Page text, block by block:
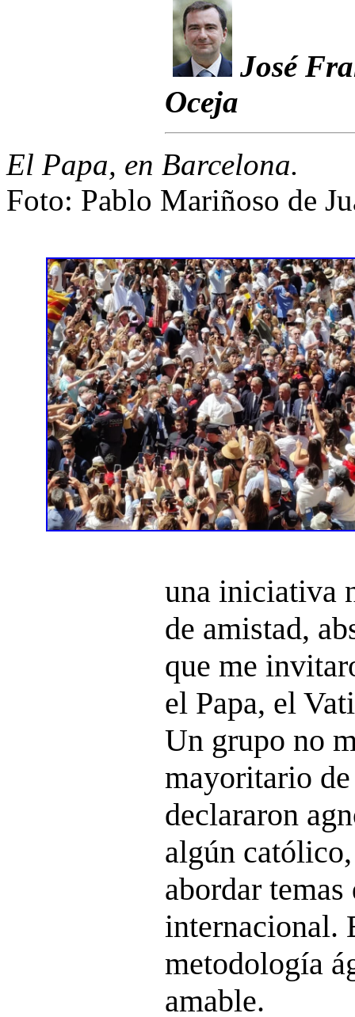
José
Oceja
El Papa, en Barcelona.
Foto: Pablo Mariñoso de
una iniciativa
de amistad,
que me
el Papa, el
Un grupo no
mayoritario
declararon
algún
abordar
internacional.
metodología
amable.